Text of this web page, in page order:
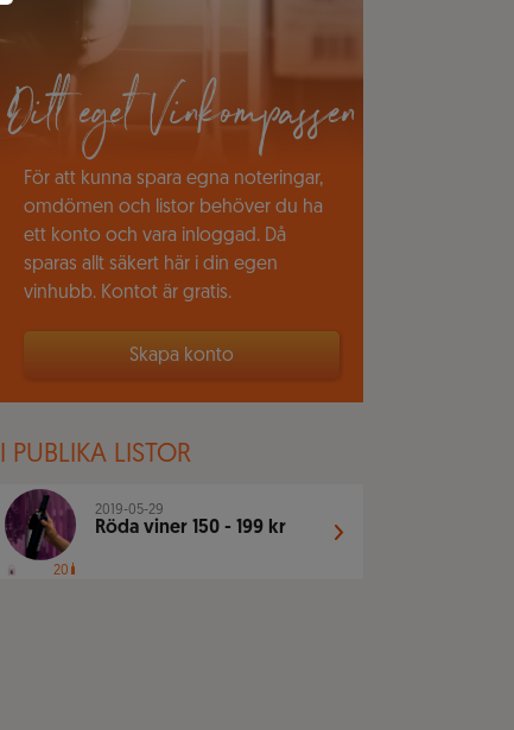
Ditt eget Vinkompassen
För att kunna spara egna noteringar,
omdömen och listor behöver du ha
ett konto och vara inloggad. Då
sparas allt säkert här i din egen
vinhubb. Kontot är gratis.
Skapa konto
I PUBLIKA LISTOR
20
2019-05-29
Röda viner 150 - 199 kr